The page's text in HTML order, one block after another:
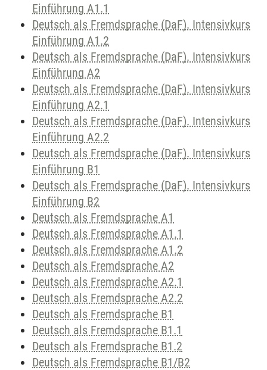
Einführung A1.1
Deutsch als Fremdsprache (DaF). Intensivkurs
Einführung A1.2
Deutsch als Fremdsprache (DaF). Intensivkurs
Einführung A2
Deutsch als Fremdsprache (DaF). Intensivkurs
Einführung A2.1
Deutsch als Fremdsprache (DaF). Intensivkurs
Einführung A2.2
Deutsch als Fremdsprache (DaF). Intensivkurs
Einführung B1
Deutsch als Fremdsprache (DaF). Intensivkurs
Einführung B2
Deutsch als Fremdsprache A1
Deutsch als Fremdsprache A1.1
Deutsch als Fremdsprache A1.2
Deutsch als Fremdsprache A2
Deutsch als Fremdsprache A2.1
Deutsch als Fremdsprache A2.2
Deutsch als Fremdsprache B1
Deutsch als Fremdsprache B1.1
Deutsch als Fremdsprache B1.2
Deutsch als Fremdsprache B1/B2